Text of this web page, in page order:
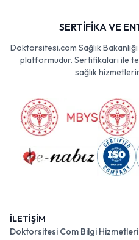
SERTİFİKA VE
Doktorsitesi.com Sağlık
platformudur. Sertifikaları ile
sağlık
İLETİŞİM
Doktorsitesi Com Bilgi Hizmetleri